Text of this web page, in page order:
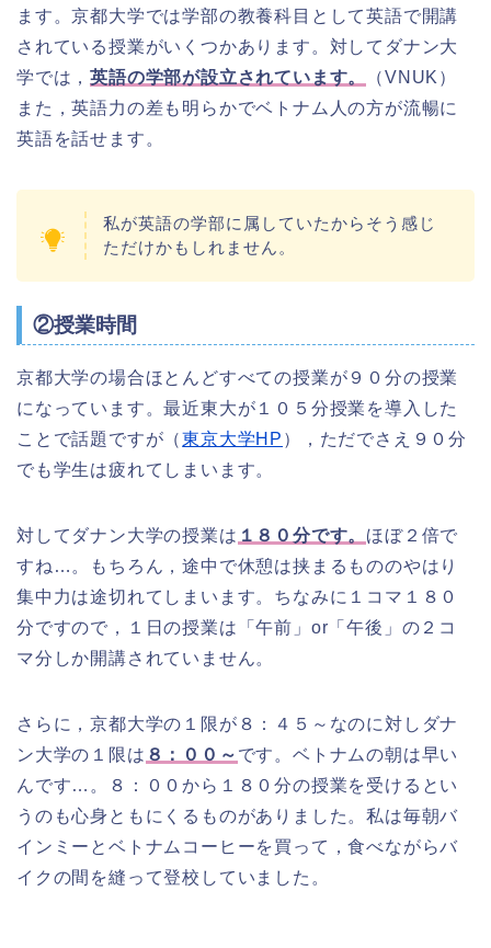
ます。京都大学では学部の教養科目として英語で開講
されている授業がいくつかあります。対してダナン大
学では，英語の学部が設立されています。
（VNUK）
また，英語力の差も明らかでベトナム人の方が流暢に
英語を話せます。
私が英語の学部に属していたからそう感じ
ただけかもしれません。
②授業時間
京都大学の場合ほとんどすべての授業が９０分の授業
になっています。最近東大が１０５分授業を導入した
ことで話題ですが（東京大学HP ），ただでさえ９０分
でも学生は疲れてしまいます。
対してダナン大学の授業は １８０分です。 ほぼ２倍で
すね…。もちろん，途中で休憩は挟まるもののやはり
集中力は途切れてしまいます。ちなみに１コマ１８０
分ですので，１日の授業は「午前」or「午後」の２コ
マ分しか開講されていません。
さらに，京都大学の１限が８：４５～なのに対しダナ
ン大学の１限は ８：００～ です。ベトナムの朝は早い
んです…。８：００から１８０分の授業を受けるとい
うのも心身ともにくるものがありました。私は毎朝バ
インミーとベトナムコーヒーを買って，食べながらバ
イクの間を縫って登校していました。